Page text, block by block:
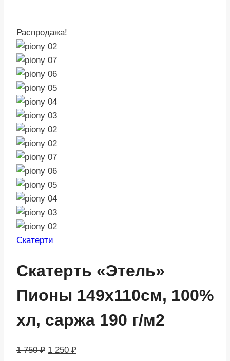
Распродажа!
Zoom
Скатерти
Скатерть «Этель»
Пионы 149х110см, 100%
хл, саржа 190 г/м2
1 750₽ Первоначальная
1 250 ₽Текущая